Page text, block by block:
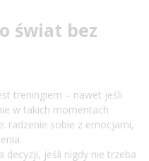
świat bez
treningiem – nawet jeśli
w takich momentach
radzenie sobie z emocjami,
decyzji, jeśli nigdy nie trzeba